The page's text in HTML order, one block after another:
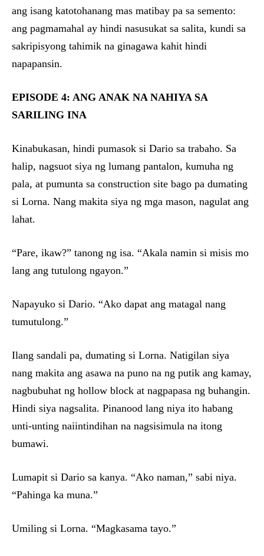
ang isang katotohanang mas matibay pa sa semento:
ang pagmamahal ay hindi nasusukat sa salita, kundi sa
sakripisyong tahimik na ginagawa kahit hindi
napapansin.
EPISODE 4: ANG ANAK NA NAHIYA SA
SARILING INA
Kinabukasan, hindi pumasok si Dario sa trabaho. Sa
halip, nagsuot siya ng lumang pantalon, kumuha ng
pala, at pumunta sa construction site bago pa dumating
si Lorna. Nang makita siya ng mga mason, nagulat ang
lahat.
“Pare, ikaw?” tanong ng isa. “Akala namin si misis mo
lang ang tutulong ngayon.”
Napayuko si Dario. “Ako dapat ang matagal nang
tumutulong.”
Ilang sandali pa, dumating si Lorna. Natigilan siya
nang makita ang asawa na puno na ng putik ang kamay,
nagbubuhat ng hollow block at nagpapasa ng buhangin.
Hindi siya nagsalita. Pinanood lang niya ito habang
unti-unting naiintindihan na nagsisimula na itong
bumawi.
Lumapit si Dario sa kanya. “Ako naman,” sabi niya.
“Pahinga ka muna.”
Umiling si Lorna. “Magkasama tayo.”